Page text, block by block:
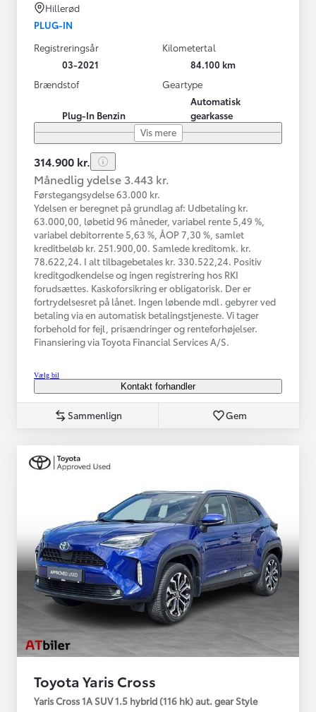
Hillerød
PLUG-IN
Registreringsår
03-2021
Kilometertal
84.100 km
Brændstof
Plug-In Benzin
Geartype
Automatisk
gearkasse
Vis mere
314.900 kr.
Månedlig ydelse 3.443 kr.
Førstegangsydelse 63.000 kr.
Ydelsen er beregnet på grundlag af: Udbetaling kr.
63.000,00, løbetid 96 måneder, variabel rente 5,49 %,
variabel debitorrente 5,63 %, ÅOP 7,30 %, samlet
kreditbeløb kr. 251.900,00. Samlede kreditomk. kr.
78.622,24. I alt tilbagebetales kr. 330.522,24. Positiv
kreditgodkendelse og ingen registrering hos RKI
forudsættes. Kaskoforsikring er obligatorisk. Der er
fortrydelsesret på lånet. Ingen løbende mdl. gebyrer ved
betaling via en automatisk betalingstjeneste. Vi tager
forbehold for fejl, prisændringer og renteforhøjelser.
Finansiering via Toyota Financial Services A/S.
Vælg bil
Kontakt forhandler
Sammenlign Gem
Toyota Yaris Cross
Yaris Cross 1A SUV 1.5 hybrid (116 hk) aut. gear Style